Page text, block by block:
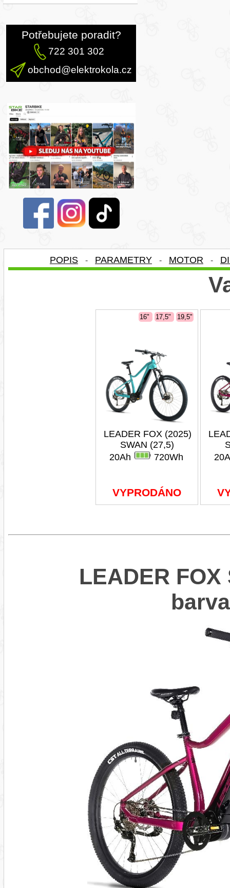
Potřebujete poradit?
722 301 302
obchod@elektrokola.cz
POPIS - PARAMETRY - MOTOR -
16" 17,5" 19,5"
LEADER FOX (2025)
SWAN (27,5)
20Ah
720Wh
VYPRODÁNO
LEADER FOX